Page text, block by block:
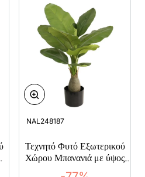
NAL248187
Τεχνητό Φυτό Εξωτερικού
Χώρου Μπανανιά με ύψος
75cm